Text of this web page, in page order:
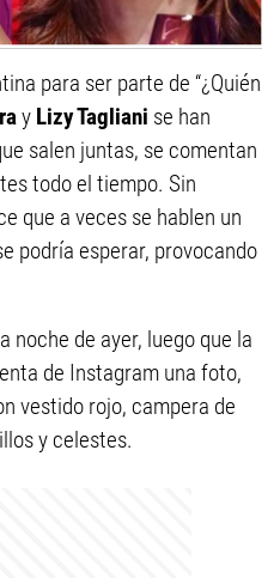
para ser parte de “¿Quién
y Lizy Tagliani se han
salen juntas, se comentan
todo el tiempo. Sin
que a veces se hablen un
podría esperar, provocando
noche de ayer, luego que la
de Instagram una foto,
vestido rojo, campera de
y celestes.